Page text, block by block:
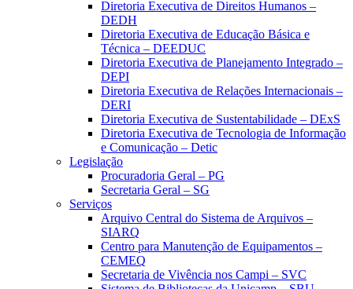
Diretoria Executiva de Direitos Humanos –
DEDH
Diretoria Executiva de Educação Básica e
Técnica – DEEDUC
Diretoria Executiva de Planejamento Integrado –
DEPI
Diretoria Executiva de Relações Internacionais –
DERI
Diretoria Executiva de Sustentabilidade – DExS
Diretoria Executiva de Tecnologia de Informação
e Comunicação – Detic
Legislação
Procuradoria Geral – PG
Secretaria Geral – SG
Serviços
Arquivo Central do Sistema de Arquivos –
SIARQ
Centro para Manutenção de Equipamentos –
CEMEQ
Secretaria de Vivência nos Campi – SVC